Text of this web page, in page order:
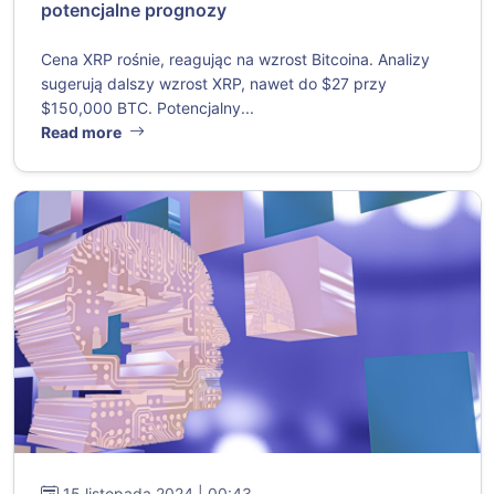
potencjalne prognozy
Cena XRP rośnie, reagując na wzrost Bitcoina. Analizy
sugerują dalszy wzrost XRP, nawet do $27 przy
$150,000 BTC. Potencjalny...
Read more